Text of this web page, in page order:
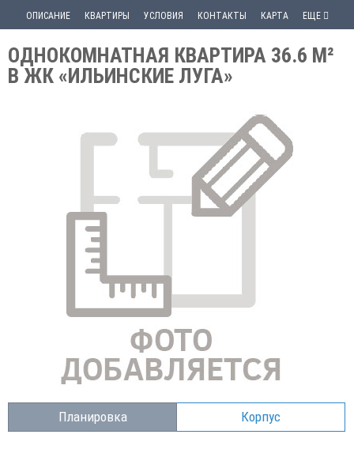
ОПИСАНИЕ КВАРТИРЫ УСЛОВИЯ КОНТАКТЫ КАРТА ЕЩЕ
ОДНОКОМНАТНАЯ КВАРТИРА 36.6 М²
В ЖК «ИЛЬИНСКИЕ ЛУГА»
Планировка Корпус